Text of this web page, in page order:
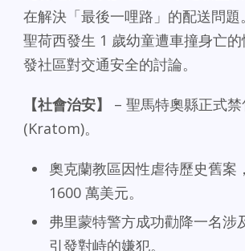
在解決「最後一哩路」的配送問題
聖荷西發生 1 歲幼童遭車撞身亡
發社區對交通安全的討論。
【社會治安】
– 聖馬特奧縣正式
(Kratom)。
奧克蘭教區因性虐待歷史舊案
1600 萬美元。
弗里蒙特警方成功勸降一名涉
引發對峙的嫌犯。